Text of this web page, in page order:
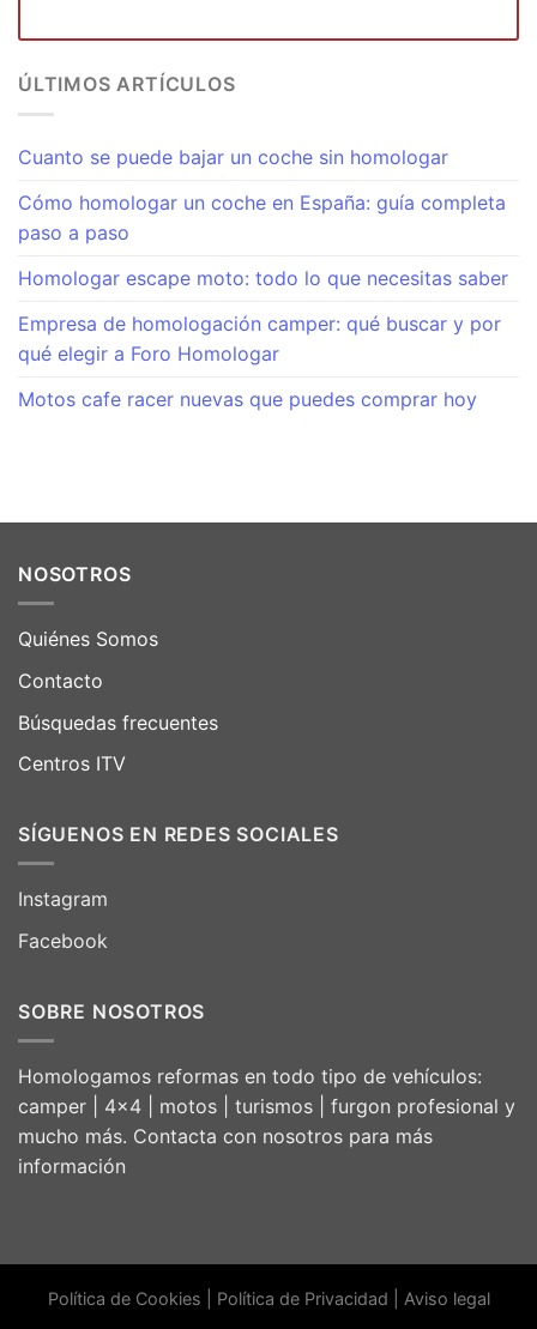
ÚLTIMOS ARTÍCULOS
Cuanto se puede bajar un coche sin homologar
Cómo homologar un coche en España: guía completa
paso a paso
Homologar escape moto: todo lo que necesitas saber
Empresa de homologación camper: qué buscar y por
qué elegir a Foro Homologar
Motos cafe racer nuevas que puedes comprar hoy
NOSOTROS
Quiénes Somos
Contacto
Búsquedas frecuentes
Centros ITV
SÍGUENOS EN REDES SOCIALES
Instagram
Facebook
SOBRE NOSOTROS
Homologamos reformas en todo tipo de vehículos:
camper | 4×4 | motos | turismos | furgon profesional y
mucho más. Contacta con nosotros para más
información
Política de Cookies Política de Privacidad
Aviso legal